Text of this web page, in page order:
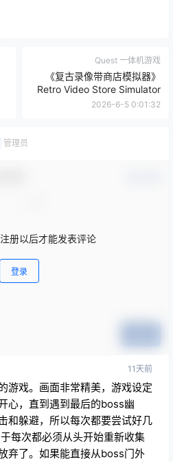
Quest 一体机游戏
《复古录像带商店模拟器》
Retro Video Store Simulator
2026-6-5 0:01:32
管理员
册以后才能发表评论
登录
11天前
游戏。画面非常精美，游戏设定
心，直到遇到最后的boss幽
和躲避，所以每次都要尝试好几
每次都必须从头开始重新收集
弃了。如果能直接从boss门外